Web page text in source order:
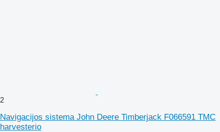
2
Navigacijos sistema John Deere Timberjack F066591 TMC
harvesterio